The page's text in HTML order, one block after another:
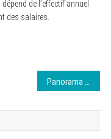
de l’effectif annuel
des salaires.